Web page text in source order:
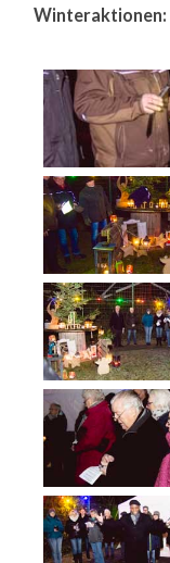
Winteraktionen: